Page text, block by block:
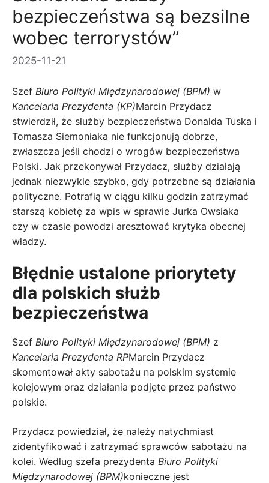
bezpieczeństwa są bezsilne
wobec terrorystów”
2025-11-21
Szef Biuro Polityki Międzynarodowej (BPM) w
Kancelaria Prezydenta (KP)Marcin Przydacz
stwierdził, że służby bezpieczeństwa Donalda Tuska i
Tomasza Siemoniaka nie funkcjonują dobrze,
zwłaszcza jeśli chodzi o wrogów bezpieczeństwa
Polski. Jak przekonywał Przydacz, służby działają
jednak niezwykle szybko, gdy potrzebne są działania
polityczne. Potrafią w ciągu kilku godzin zatrzymać
starszą kobietę za wpis w sprawie Jurka Owsiaka
czy w czasie powodzi aresztować krytyka obecnej
władzy.
Błędnie ustalone priorytety
dla polskich służb
bezpieczeństwa
Szef Biuro Polityki Międzynarodowej (BPM) z
Kancelaria Prezydenta RPMarcin Przydacz
skomentował akty sabotażu na polskim systemie
kolejowym oraz działania podjęte przez państwo
polskie.
Przydacz powiedział, że należy natychmiast
zidentyfikować i zatrzymać sprawców sabotażu na
kolei. Według szefa prezydenta Biuro Polityki
Międzynarodowej (BPM)konieczne jest